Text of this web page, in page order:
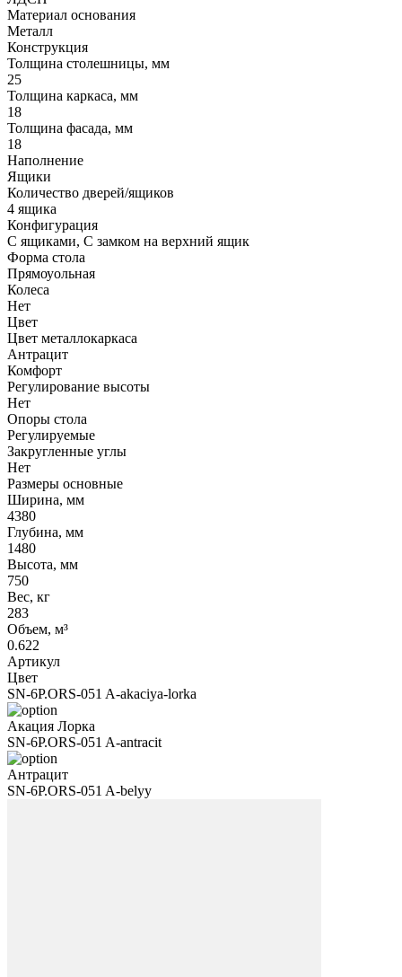
Материал основания
Металл
Конструкция
Толщина столешницы, мм
25
Толщина каркаса, мм
18
Толщина фасада, мм
18
Наполнение
Ящики
Количество дверей/ящиков
4 ящика
Конфигурация
С ящиками, С замком на верхний ящик
Форма стола
Прямоуольная
Колеса
Нет
Цвет
Цвет металлокаркаса
Антрацит
Комфорт
Регулирование высоты
Нет
Опоры стола
Регулируемые
Закругленные углы
Нет
Размеры основные
Ширина, мм
4380
Глубина, мм
1480
Высота, мм
750
Вес, кг
283
Объем, м³
0.622
Артикул
Цвет
SN-6P.ORS-051 A-akaciya-lorka
Акация Лорка
SN-6P.ORS-051 A-antracit
Антрацит
SN-6P.ORS-051 A-belyy